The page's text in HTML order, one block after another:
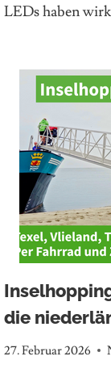
LEDs haben
die
27. Februar 2026